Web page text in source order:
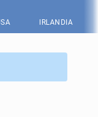
IRLANDIA